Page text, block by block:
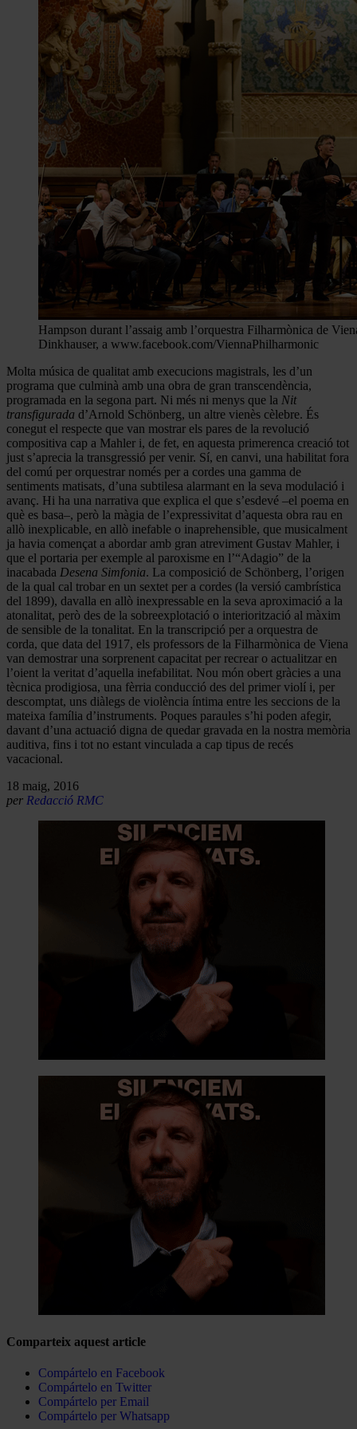
Hampson durant l’assaig amb l’orquestra Filharmònica de
Dinkhauser, a www.facebook.com/ViennaPhilharmonic
Molta música de qualitat amb execucions magistrals, les d’un
programa que culminà amb una obra de gran transcendència,
programada en la segona part. Ni més ni menys que la Nit
transfigurada d’Arnold Schönberg, un altre vienès cèlebre. És
conegut el respecte que van mostrar els pares de la revolució
compositiva cap a Mahler i, de fet, en aquesta primerenca creació tot
just s’aprecia la transgressió per venir. Sí, en canvi, una habilitat fora
del comú per orquestrar només per a cordes una gamma de
sentiments matisats, d’una subtilesa alarmant en la seva modulació i
avanç. Hi ha una narrativa que explica el que s’esdevé –el poema en
què es basa–, però la màgia de l’expressivitat d’aquesta obra rau en
allò inexplicable, en allò inefable o inaprehensible, que musicalment
ja havia començat a abordar amb gran atreviment Gustav Mahler, i
que el portaria per exemple al paroxisme en l’“Adagio” de la
inacabada Desena Simfonia. La composició de Schönberg, l’origen
de la qual cal trobar en un sextet per a cordes (la versió cambrística
del 1899), davalla en allò inexpressable en la seva aproximació a la
atonalitat, però des de la sobreexplotació o interiorització al màxim
de sensible de la tonalitat. En la transcripció per a orquestra de
corda, que data del 1917, els professors de la Filharmònica de Viena
van demostrar una sorprenent capacitat per recrear o actualitzar en
l’oient la veritat d’aquella inefabilitat. Nou món obert gràcies a una
tècnica prodigiosa, una fèrria conducció des del primer violí i, per
descomptat, uns diàlegs de violència íntima entre les seccions de la
mateixa família d’instruments. Poques paraules s’hi poden afegir,
davant d’una actuació digna de quedar gravada en la nostra memòria
auditiva, fins i tot no estant vinculada a cap tipus de recés
vacacional.
18 maig, 2016
per Redacció RMC
Comparteix aquest article
Compártelo en Facebook
Compártelo en Twitter
Compártelo per Email
Compártelo per Whatsapp